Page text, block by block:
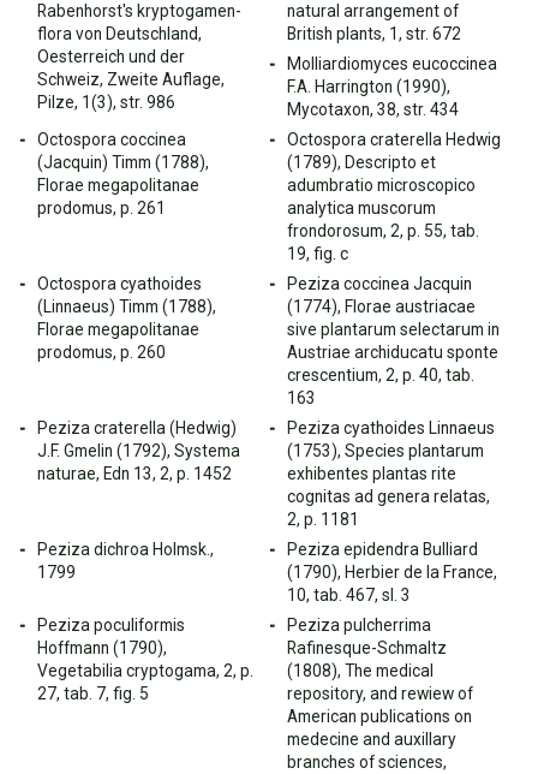
Rabenhorst's kryptogamen-
flora von Deutschland,
Oesterreich und der
Schweiz, Zweite Auflage,
Pilze, 1(3), str. 986
natural arrangement of
British plants, 1, str. 672
Molliardiomyces eucoccinea
F.A. Harrington (1990),
Mycotaxon, 38, str. 434
Octospora coccinea
(Jacquin) Timm (1788),
Florae megapolitanae
prodomus, p. 261
Octospora craterella Hedwig
(1789), Descripto et
adumbratio microscopico
analytica muscorum
frondorosum, 2, p. 55, tab.
19, fig. c
Octospora cyathoides
(Linnaeus) Timm (1788),
Florae megapolitanae
prodomus, p. 260
Peziza coccinea Jacquin
(1774), Florae austriacae
sive plantarum selectarum in
Austriae archiducatu sponte
crescentium, 2, p. 40, tab.
163
Peziza craterella (Hedwig)
J.F. Gmelin (1792), Systema
naturae, Edn 13, 2, p. 1452
Peziza cyathoides Linnaeus
(1753), Species plantarum
exhibentes plantas rite
cognitas ad genera relatas,
2, p. 1181
Peziza dichroa Holmsk.,
1799
Peziza epidendra Bulliard
(1790), Herbier de la France,
10, tab. 467, sl. 3
Peziza poculiformis
Hoffmann (1790),
Vegetabilia cryptogama, 2, p.
27, tab. 7, fig. 5
Peziza pulcherrima
Rafinesque-Schmaltz
(1808), The medical
repository, and rewiew of
American publications on
medecine and auxillary
branches of sciences,